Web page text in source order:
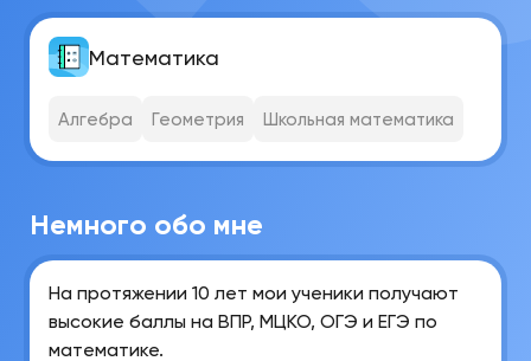
Математика
Алгебра Геометрия Школьная математика
Немного обо мне
На протяжении 10 лет мои ученики получают
высокие баллы на ВПР, МЦКО, ОГЭ и ЕГЭ по
математике.